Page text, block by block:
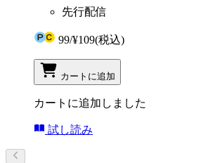
先行配信
99/¥109(税込)
カートに追加
カートに追加しました
試し読み